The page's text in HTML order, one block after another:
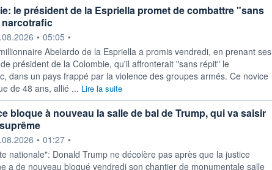
le président de la Espriella promet de combattre "sans
fournie par
• 05:05 •
Abelardo de la Espriella a promis vendredi, en prenant ses
président de la Colombie, qu'il affronterait "sans répit" le
dans un pays frappé par la violence des groupes armés. Ce novice
de 48 ans, allié ... Lire la suite
bloque à nouveau la salle de bal de Trump, qui va saisir
fournie par
• 01:27 •
nationale": Donald Trump ne décolère pas après que la justice
a de nouveau bloqué vendredi son chantier de monumentale salle